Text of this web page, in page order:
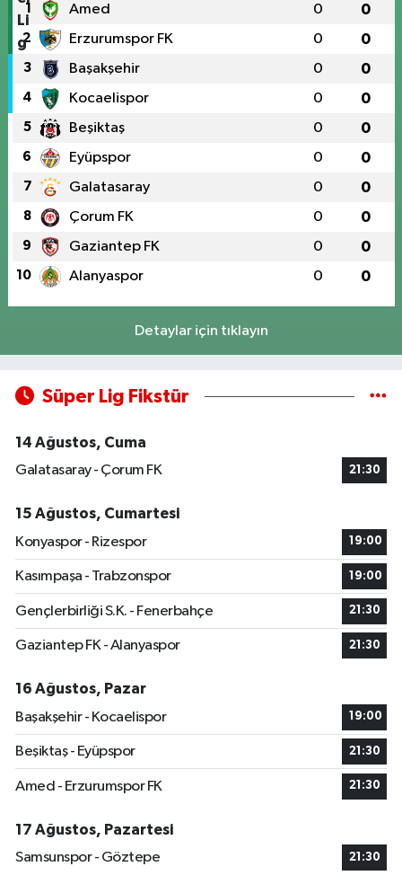
1 Amed 0 0
2 Erzurumspor FK 0 0
3 Başakşehir 0 0
4 Kocaelispor 0 0
5 Beşiktaş 0 0
6 Eyüpspor 0 0
7 Galatasaray 0 0
8 Çorum FK 0 0
9 Gaziantep FK 0 0
10 Alanyaspor 0 0
Detaylar için tıklayın
Süper Lig Fikstür
14 Ağustos, Cuma
Galatasaray - Çorum FK
21:30
15 Ağustos, Cumartesi
Konyaspor - Rizespor
19:00
Kasımpaşa - Trabzonspor 19:00
Gençlerbirliği S.K. - Fenerbahçe 21:30
Gaziantep FK - Alanyaspor 21:30
16 Ağustos, Pazar
Başakşehir - Kocaelispor
19:00
Beşiktaş - Eyüpspor 21:30
Amed - Erzurumspor FK 21:30
17 Ağustos, Pazartesi
Samsunspor - Göztepe
21:30